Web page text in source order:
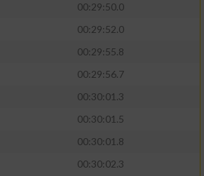
00:29:50.0
00:29:52.0
00:29:55.8
00:29:56.7
00:30:01.3
00:30:01.5
00:30:01.8
00:30:02.3
durch Statistiken
von Daten aus
Daten zur Auswahl
Standortdaten